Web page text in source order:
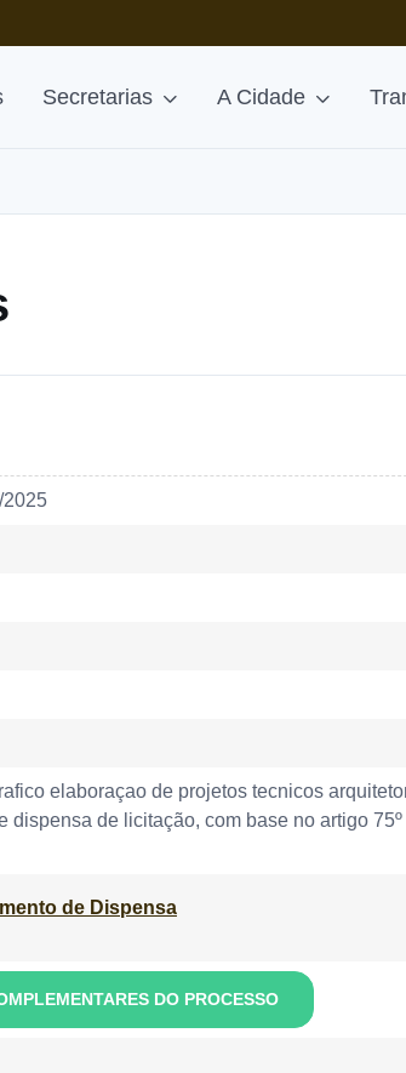
Secretarias A Cidade
2025
elaboraçao de projetos tecnicos
dispensa de licitação, com base no artigo
de Dispensa
DO PROCESSO